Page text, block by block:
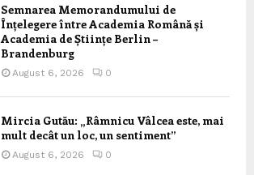
Semnarea Memorandumului de
Înțelegere între Academia Română și
Academia de Științe Berlin –
Brandenburg
August 6, 2026 0
Mircia Gutău: „Râmnicu Vâlcea este, mai
mult decât un loc, un sentiment”
August 6, 2026 0